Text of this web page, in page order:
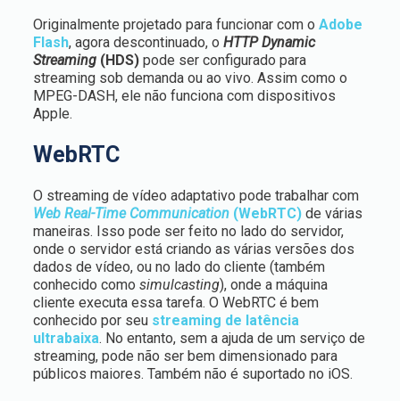
Originalmente projetado para funcionar com o Adobe
Flash, agora descontinuado, o HTTP Dynamic
Streaming(HDS)pode ser configurado para
streaming sob demanda ou ao vivo. Assim como o
MPEG-DASH, ele não funciona com dispositivos
Apple.
WebRTC
O streaming de vídeo adaptativo pode trabalhar com
Web Real-Time Communication(WebRTC)de várias
maneiras. Isso pode ser feito no lado do servidor,
onde o servidor está criando as várias versões dos
dados de vídeo, ou no lado do cliente (também
conhecido como simulcasting), onde a máquina
cliente executa essa tarefa. O WebRTC é bem
conhecido por seu streaming de latência
ultrabaixa. No entanto, sem a ajuda de um serviço de
streaming, pode não ser bem dimensionado para
públicos maiores. Também não é suportado no iOS.